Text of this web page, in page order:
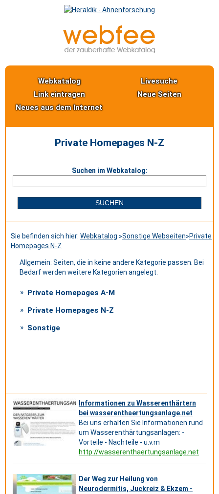
Webkatalog
Livesuche
Link eintragen
Neue Seiten
Neues aus dem Internet
Private Homepages N-Z
Suchen im Webkatalog:
Sie befinden sich hier: Webkatalog »Sonstige Webseiten»Private
Homepages N-Z
Allgemein: Seiten, die in keine andere Kategorie passen. Bei
Bedarf werden weitere Kategorien angelegt.
Private Homepages A-M
Private Homepages N-Z
Sonstige
Informationen zu Wasserenthärtern
bei wasserenthaertungsanlage.net
Bei uns erhalten Sie Informationen rund
um Wasserenthärtungsanlagen: -
Vorteile - Nachteile - u.v.m
http://wasserenthaertungsanlage.net
Der Weg zur Heilung von
Neurodermitis, Juckreiz & Ekzem -